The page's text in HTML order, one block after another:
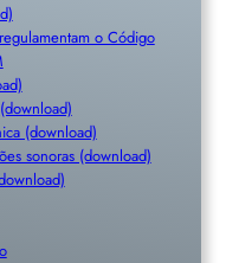
o Código
(download)
sonoras (download)